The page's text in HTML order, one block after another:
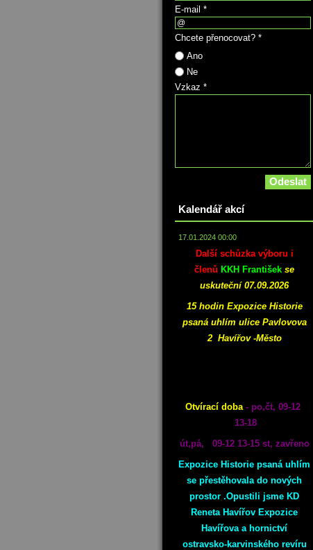
E-mail *
Chcete přenocovat? *
Ano
Ne
Vzkaz *
Kalendář akcí
17.01.2024 00:00
Další schůzka výboru i
členů KKH František se
uskuteční 07.09.2026
15 hodin Expozice Historie
psaná uhlím ulice Pavlovova
2 Havířov -Město
Otvírací doba - po,čt, 09-12
13-18
út,pá, 09-12 13-15 st, zavřeno
Expozice Historie psaná uhlím
se přestěhovala do nových
prostor .Opustili jsme KD
Reneta Havířov Expozice
Havířova a hornictví
ostravsko-karvinského revíru